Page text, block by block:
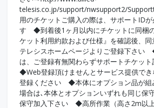
telesis.co.jp/support/nwsupport2/
用のチケットご購入の際は、サポートIDが
す ◆到着後1ヶ月以内にチケットに同梱
ケット利用約款および仕様』を確認後、同
テレシスホームページよりご登録下さい
は、ご登録有無関わらずサポートチケッ
◆Web登録頂けませんとサービス提供で
登録ください ◆本体にオプション品が組
場合は､本体とオプションいずれも同じ保
保守加入下さい ◆高所作業（高さ2m以